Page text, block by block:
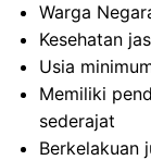
Warga
Kesehatan
Usia
Memiliki
sederajat
Berkelakuan